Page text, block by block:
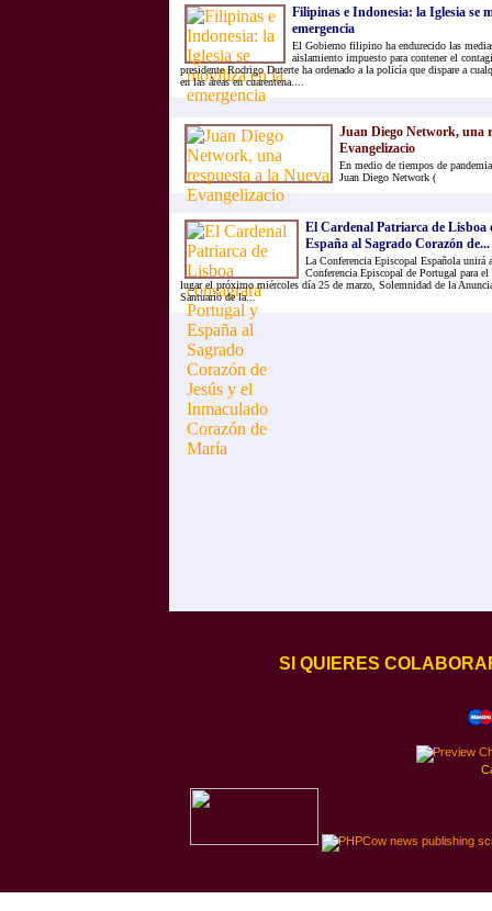
Filipinas e Indonesia: la Iglesia se
emergencia
El Gobierno filipino ha endurecido las
aislamiento impuesto para contener el
presidente Rodrigo Duterte ha ordenado a la policía que dispare a
en las áreas en cuarentena....
Juan Diego Network, una
Evangelizacio
En medio de tiempos de
Juan Diego Network (
El Cardenal Patriarca de Lisboa
España al Sagrado Corazón de...
La Conferencia Episcopal Española unirá
Conferencia Episcopal de Portugal para
lugar el próximo miércoles día 25 de marzo, Solemnidad de la
Santuario de la...
SI QUIERES